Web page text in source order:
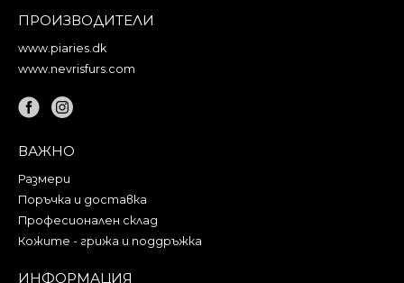
ПРОИЗВОДИТЕЛИ
www.piaries.dk
www.nevrisfurs.com
ВАЖНО
Размери
Поръчка и доставка
Професионален склад
Кожите - грижа и поддръжка
ИНФОРМАЦИЯ